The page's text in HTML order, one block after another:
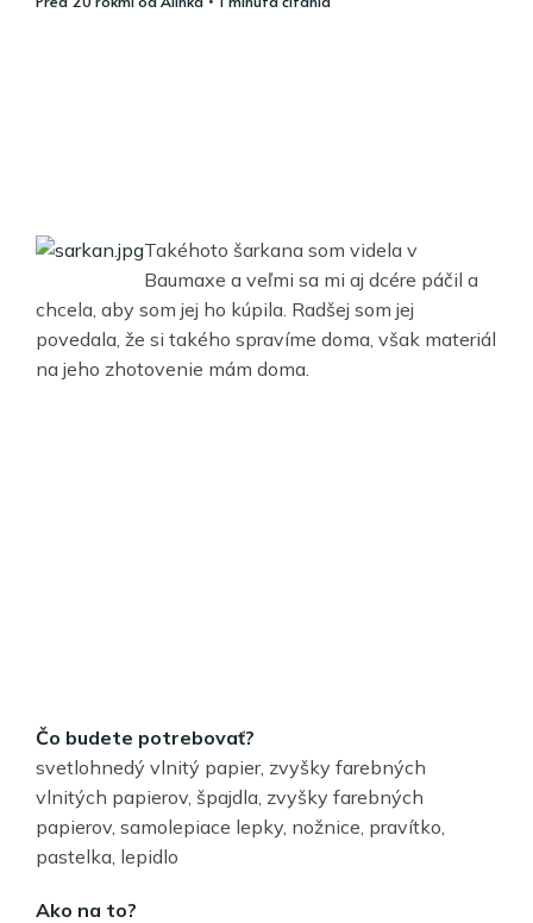
Takéhoto šarkana som videla v
Baumaxe a veľmi sa mi aj dcére páčil a
chcela, aby som jej ho kúpila. Radšej som jej
povedala, že si takého spravíme doma, však materiál
na jeho zhotovenie mám doma.
Čo budete potrebovať?
svetlohnedý vlnitý papier, zvyšky farebných
vlnitých papierov, špajdla, zvyšky farebných
papierov, samolepiace lepky, nožnice, pravítko,
pastelka, lepidlo
Ako na to?